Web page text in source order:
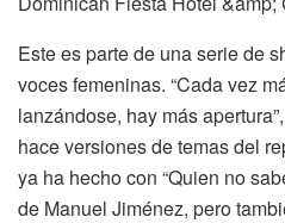
Este es parte de una serie de
voces femeninas. “Cada vez
lanzándose, hay más
hace versiones de temas del
ya ha hecho con “Quien no
de Manuel Jiménez, pero